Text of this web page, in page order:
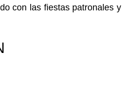
con las fiestas patronales y